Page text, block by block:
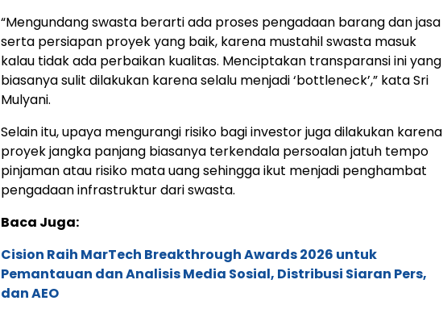
“Mengundang swasta berarti ada proses pengadaan barang dan jasa
serta persiapan proyek yang baik, karena mustahil swasta masuk
kalau tidak ada perbaikan kualitas. Menciptakan transparansi ini yang
biasanya sulit dilakukan karena selalu menjadi ‘bottleneck’,” kata Sri
Mulyani.
Selain itu, upaya mengurangi risiko bagi investor juga dilakukan karena
proyek jangka panjang biasanya terkendala persoalan jatuh tempo
pinjaman atau risiko mata uang sehingga ikut menjadi penghambat
pengadaan infrastruktur dari swasta.
Baca Juga:
Cision Raih MarTech Breakthrough Awards 2026 untuk
Pemantauan dan Analisis Media Sosial, Distribusi Siaran Pers,
dan AEO